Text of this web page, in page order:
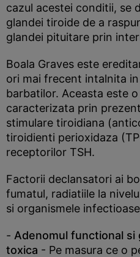
cazul acestei conditii, se
glandei tiroide de a
glandei pituitare prin
Boala Graves este
ori mai frecent intalnita
barbatilor. Aceasta este o
caracterizata prin
stimulare tiroidiana
tiroidienti perioxidaza
receptorilor TSH.
Factorii declansatori ai
fumatul, radiatiile la
si organismele
- Adenomul functional si
toxica - Pe masura ce o